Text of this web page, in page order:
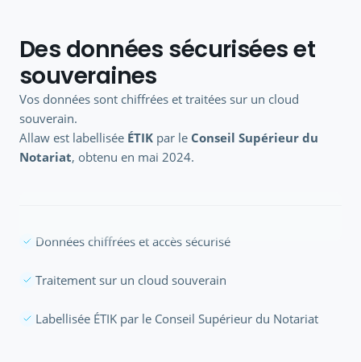
Des données sécurisées et
souveraines
Vos données sont chiffrées et traitées sur un cloud
souverain.
Allaw est labellisée ÉTIK par le Conseil Supérieur du
Notariat, obtenu en mai 2024.
Données chiffrées et accès sécurisé
Traitement sur un cloud souverain
Labellisée ÉTIK par le Conseil Supérieur du Notariat